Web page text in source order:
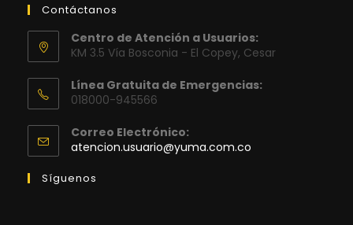
Contáctanos
Centro de Atención a Usuarios:
KM 3.5 Vía Bosconia - El Copey, Cesar
Línea Gratuita de Emergencias:
018000-945566
Correo Electrónico:
atencion.usuario@yuma.com.co
Síguenos